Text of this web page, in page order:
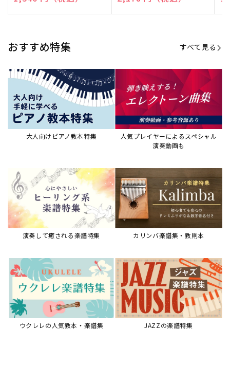
おすすめ特集 すべて見る
大人向けピアノ教本特集
人気プレイヤーによるスペシャル
演奏動画も
演奏して癒される楽譜特集 カリンバ楽譜集・教則本
ウクレレの人気教本・楽譜集 JAZZの楽譜特集